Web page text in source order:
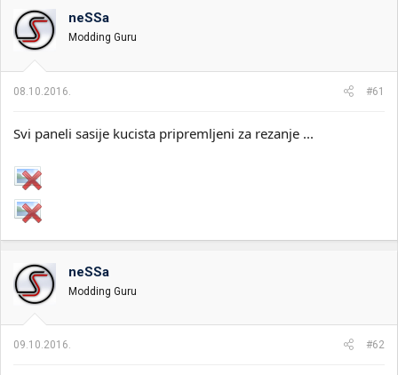
neSSa
Modding Guru
08.10.2016. #61
Svi paneli sasije kucista pripremljeni za rezanje ...
neSSa
Modding Guru
09.10.2016. #62